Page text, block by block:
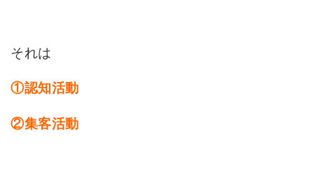
それは
①認知活動
②集客活動